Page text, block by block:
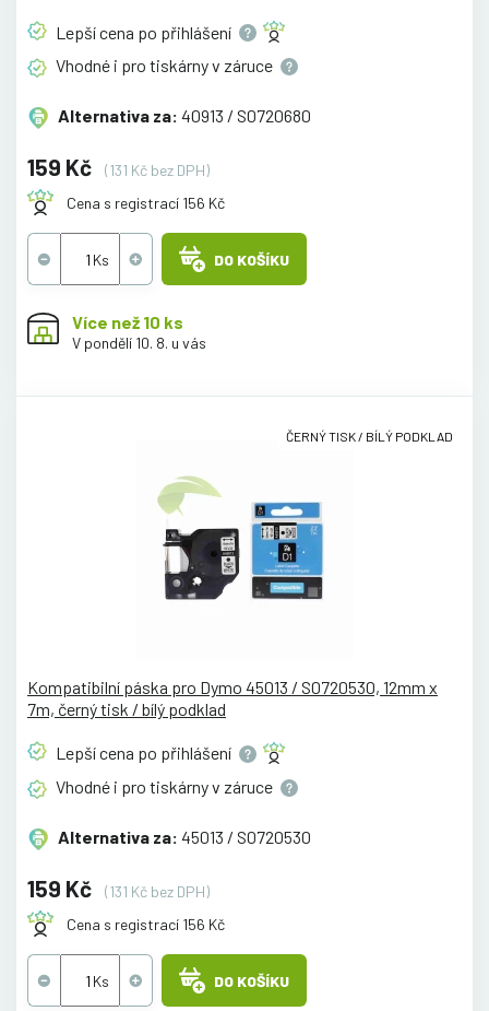
Lepší cena po přihlášení
Vhodné i pro tiskárny v záruce
Alternativa za: 40913 / S0720680
159 Kč
(131 Kč bez DPH)
Cena s registrací 156 Kč
DO KOŠÍKU
Více než 10 ks
V pondělí 10. 8. u vás
ČERNÝ TISK / BÍLÝ PODKLAD
Kompatibilní páska pro Dymo 45013 / S0720530, 12mm x
7m, černý tisk / bílý podklad
Lepší cena po přihlášení
Vhodné i pro tiskárny v záruce
Alternativa za: 45013 / S0720530
159 Kč
(131 Kč bez DPH)
Cena s registrací 156 Kč
DO KOŠÍKU